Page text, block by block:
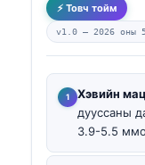
⚡ Товч тойм
v1.0 — 2026 оны
Хэвийн
дууссаны
3.9-5.5